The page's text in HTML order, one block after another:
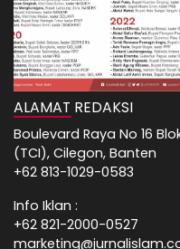
ALAMAT REDAKSI
Boulevard Raya No 16
(TCI), Cilegon, Banten
+62 813-1029-0583
Info Iklan :
+62 821-2000-0527